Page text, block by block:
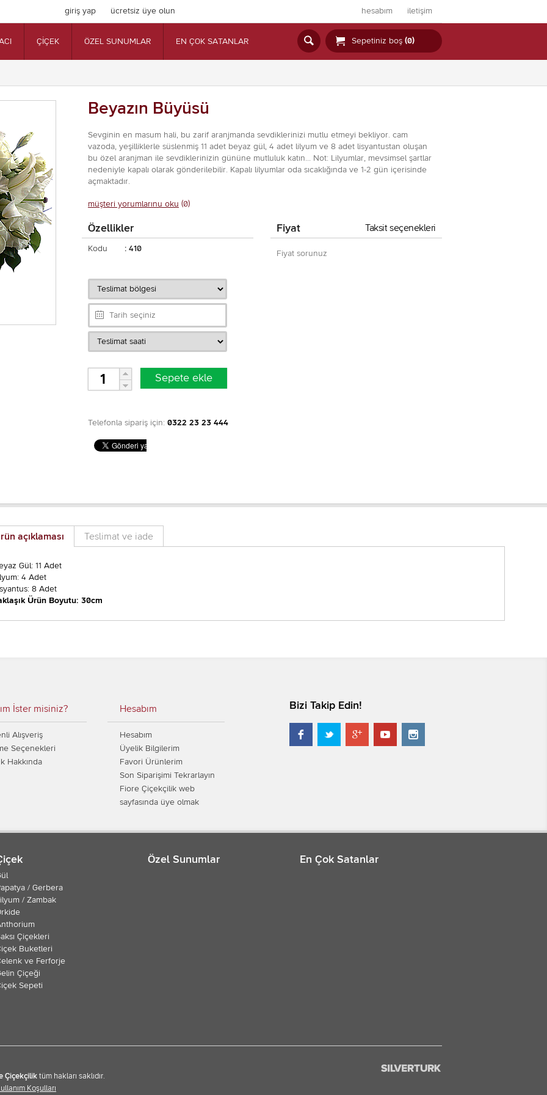
giriş yap ücretsiz üye olun hesabım iletişim
ÇİÇEK ÖZEL SUNUMLAR EN ÇOK SATANLAR   Sepetiniz boş (0)
Beyazın Büyüsü
Sevginin en masum hali, bu zarif aranjmanda sevdiklerinizi mutlu etmeyi bekliyor. cam
vazoda, yeşilliklerle süslenmiş 11 adet beyaz gül, 4 adet lilyum ve 8 adet lisyantustan oluşan
bu özel aranjman ile sevdiklerinizin gününe mutluluk katın... Not: Lilyumlar, mevsimsel şartlar
nedeniyle kapalı olarak gönderilebilir. Kapalı lilyumlar oda sıcaklığında ve 1-2 gün içerisinde
açmaktadır.
müşteri yorumlarınu oku (0)
Özellikler
Kodu : 410
Taksit seçenekleri
Fiyat
Fiyat sorunuz
Telefonla sipariş için: 0322 23 23 444
açıklaması Teslimat ve iade
Gül: 11 Adet
4 Adet
8 Adet
Ürün Boyutu: 30cm
İster misiniz?
Alışveriş
Seçenekleri
Hakkında
Hesabım
Hesabım
Üyelik Bilgilerim
Favori Ürünlerim
Son Siparişimi Tekrarlayın
Fiore Çiçekçilik web
sayfasında üye olmak
Bizi Takip Edin!
    
/ Gerbera
/ Zambak
Çiçekleri
Buketleri
ve Ferforje
Çiçeği
Sepeti
Özel Sunumlar En Çok Satanlar
Çiçekçilik tüm hakları saklıdır.
Koşulları